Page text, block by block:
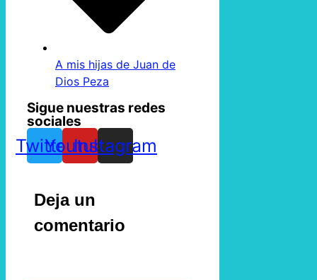
A mis hijas de Juan de
Dios Peza
Sigue nuestras redes
sociales
TwitterYoutube
Instagram
Deja un
comentario